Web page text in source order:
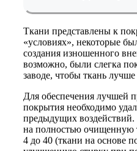
Ткани представлены к
«условиях», некоторые
создания изношенного
возможно, были слегка
заводе, чтобы ткань
Для обеспечения лучшей
покрытия необходимо
предыдущих
на полностью очищенную
4 до 40 (ткани на основе